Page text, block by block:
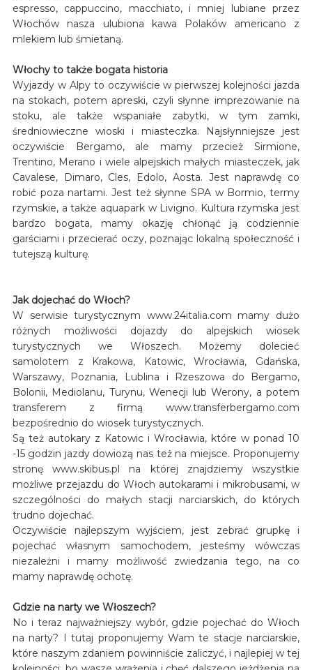
espresso, cappuccino, macchiato, i mniej lubiane przez
Włochów nasza ulubiona kawa Polaków americano z
mlekiem lub śmietaną.
Włochy to także bogata historia
Wyjazdy w Alpy to oczywiście w pierwszej kolejności jazda
na stokach, potem apreski, czyli słynne imprezowanie na
stoku, ale także wspaniałe zabytki, w tym zamki,
średniowieczne wioski i miasteczka. Najsłynniejsze jest
oczywiście Bergamo, ale mamy przecież Sirmione,
Trentino, Merano i wiele alpejskich małych miasteczek, jak
Cavalese, Dimaro, Cles, Edolo, Aosta. Jest naprawdę co
robić poza nartami. Jest też słynne SPA w Bormio, termy
rzymskie, a także aquapark w Livigno. Kultura rzymska jest
bardzo bogata, mamy okazję chłonąć ją codziennie
garściami i przecierać oczy, poznając lokalną społeczność i
tutejszą kulturę.
Jak dojechać do Włoch?
W serwisie turystycznym www.24italia.com mamy dużo
różnych możliwości dojazdy do alpejskich wiosek
turystycznych we Włoszech. Możemy dolecieć
samolotem z Krakowa, Katowic, Wrocławia, Gdańska,
Warszawy, Poznania, Lublina i Rzeszowa do Bergamo,
Bolonii, Mediolanu, Turynu, Wenecji lub Werony, a potem
transferem z firmą www.transferbergamo.com
bezpośrednio do wiosek turystycznych.
Są też autokary z Katowic i Wrocławia, które w ponad 10
-15 godzin jazdy dowiozą nas też na miejsce. Proponujemy
stronę www.skibus.pl na której znajdziemy wszystkie
możliwe przejazdu do Włoch autokarami i mikrobusami, w
szczególności do małych stacji narciarskich, do których
trudno dojechać.
Oczywiście najlepszym wyjściem, jest zebrać grupkę i
pojechać własnym samochodem, jesteśmy wówczas
niezależni i mamy możliwość zwiedzania tego, na co
mamy naprawdę ochotę.
Gdzie na narty we Włoszech?
No i teraz najważniejszy wybór, gdzie pojechać do Włoch
na narty? I tutaj proponujemy Wam te stacje narciarskie,
które naszym zdaniem powinniście zaliczyć, i najlepiej w tej